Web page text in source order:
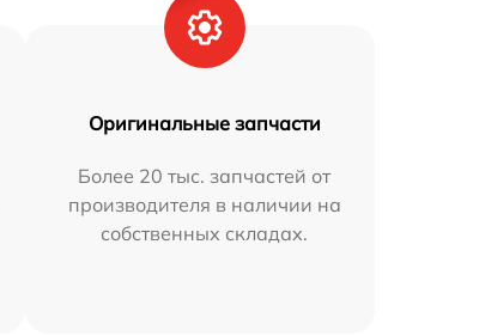
Оригинальные запчасти
Более 20 тыс. запчастей от
производителя в наличии на
собственных складах.